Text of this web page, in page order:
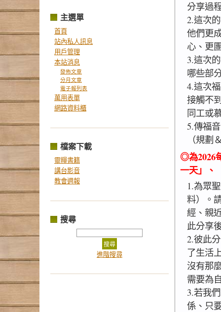
主選單
首頁
站內私人訊息
用戶管理
本站消息
發佈文章
分月文章
電子報列表
萬用表單
網路資料櫃
檔案下載
靈糧書籍
講台影音
教會週報
搜尋
進階搜尋
分享過
2.這次
他們更
心、更
3.這次
哪些部
4.這次
接觸不
同工或
5.傳福
（規
◎為2026
一天」、
1.為眾
料）。
經、親
此分享
2.彼此
了生活
沒有那
需要為
3.若我
係、只